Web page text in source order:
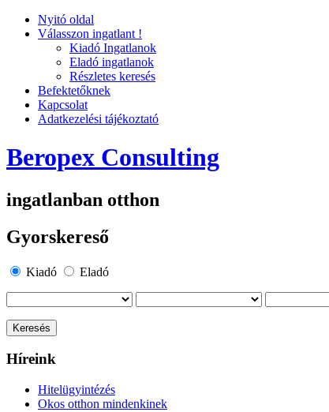
Nyitó oldal
Válasszon ingatlant !
Kiadó Ingatlanok
Eladó ingatlanok
Részletes keresés
Befektetőknek
Kapcsolat
Adatkezelési tájékoztató
Beropex Consulting
ingatlanban otthon
Gyorskereső
Kiadó Eladó
Híreink
Hitelügyintézés
Okos otthon mindenkinek